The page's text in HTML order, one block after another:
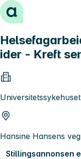
Hopp til innhold
ider - Kreft
Hansine Hansens
Stillingsannonsen